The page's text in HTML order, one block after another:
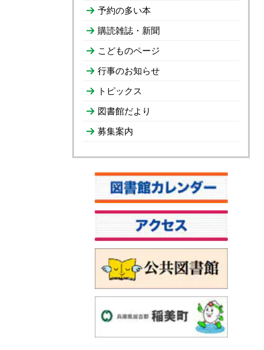
予約の多い本
購読雑誌・新聞
こどものページ
行事のお知らせ
トピックス
図書館だより
募集案内